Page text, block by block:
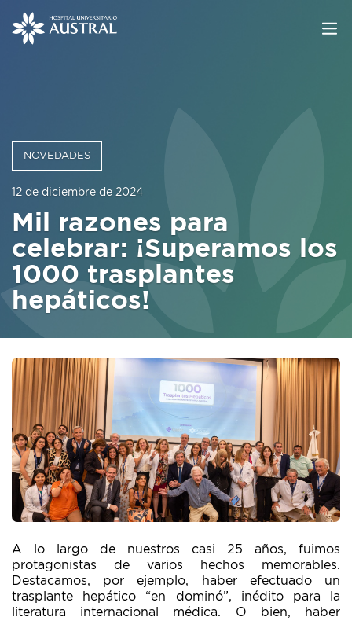
NOVEDADES
12 de diciembre de 2024
Mil razones para
celebrar: ¡Superamos los
1000 trasplantes
hepáticos!
A lo largo de nuestros casi 25 años, fuimos
protagonistas de varios hechos memorables.
Destacamos, por ejemplo, haber efectuado un
trasplante hepático “en dominó”, inédito para la
literatura internacional médica. O bien, haber